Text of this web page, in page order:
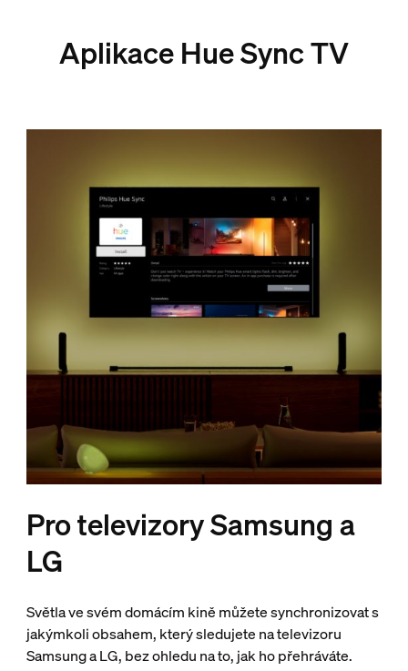
Aplikace Hue Sync TV
Pro televizory Samsung a
LG
Světla ve svém domácím kině můžete synchronizovat s
jakýmkoli obsahem, který sledujete na televizoru
Samsung a LG, bez ohledu na to, jak ho přehráváte.